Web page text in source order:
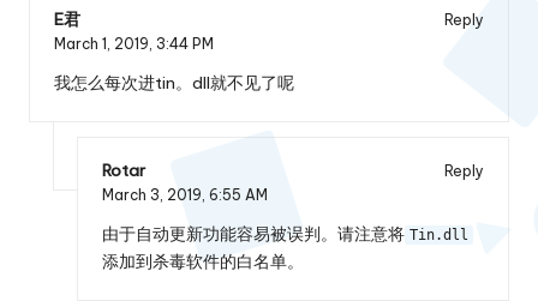
E君
Reply
March 1, 2019, 3:44 PM
我怎么每次进tin。dll就不见了呢
Rotar
Reply
March 3, 2019, 6:55 AM
由于自动更新功能容易被误判。请注意将 Tin.dll
添加到杀毒软件的白名单。